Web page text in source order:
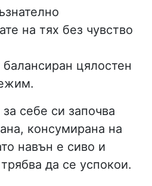
на тях без чувство
цялостен
себе си започва
консумирана на
навън е сиво и
да се успокои.